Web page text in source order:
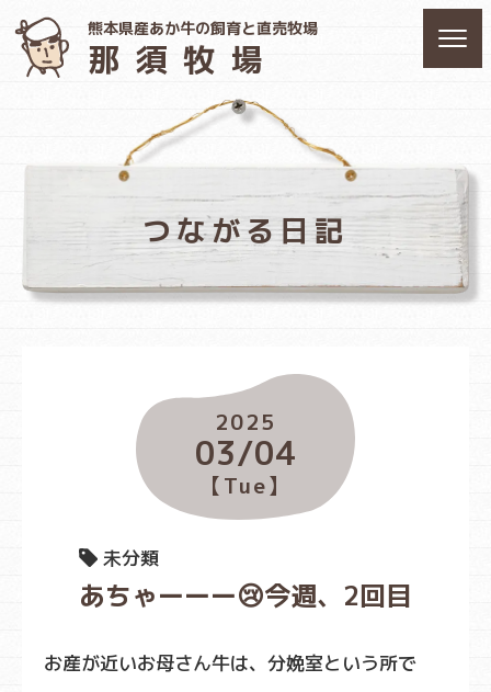
熊本県産あか牛の飼育と直売牧場
那須牧場
つながる日記
2025
03/04
【Tue】
未分類
あちゃーーー😢今週、2回目
お産が近いお母さん牛は、分娩室という所で